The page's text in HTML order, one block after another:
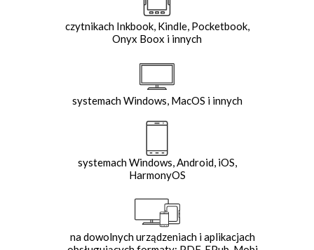
czytnikach Inkbook, Kindle, Pocketbook,
Onyx Boox i innych
systemach Windows, MacOS i innych
systemach Windows, Android, iOS,
HarmonyOS
na dowolnych urządzeniach i aplikacjach